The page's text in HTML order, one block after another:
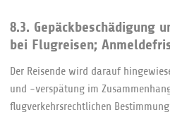
8.3. Gepäckbeschädigung
bei Flugreisen;
Der Reisende wird darauf
und -verspätung im
flugverkehrsrechtlichen